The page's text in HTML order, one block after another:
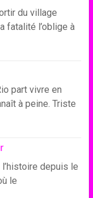
du village
fatalité l’oblige à
part vivre en
à peine. Triste
l’histoire depuis le
le